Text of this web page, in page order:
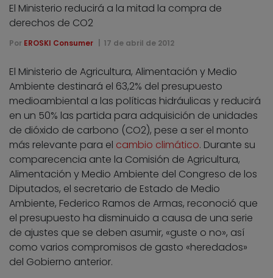
El Ministerio reducirá a la mitad la compra de
derechos de CO2
Por EROSKI Consumer 17 de abril de 2012
El Ministerio de Agricultura, Alimentación y Medio
Ambiente destinará el 63,2% del presupuesto
medioambiental a las políticas hidráulicas y reducirá
en un 50% las partida para adquisición de unidades
de dióxido de carbono (CO2), pese a ser el monto
más relevante para el cambio climático. Durante su
comparecencia ante la Comisión de Agricultura,
Alimentación y Medio Ambiente del Congreso de los
Diputados, el secretario de Estado de Medio
Ambiente, Federico Ramos de Armas, reconoció que
el presupuesto ha disminuido a causa de una serie
de ajustes que se deben asumir, «guste o no», así
como varios compromisos de gasto «heredados»
del Gobierno anterior.